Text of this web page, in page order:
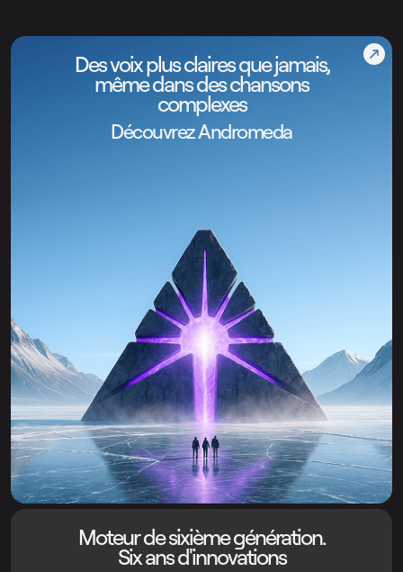
Des voix plus claires que jamais,
même dans des chansons
complexes
Découvrez Andromeda
Moteur de sixième génération.
Six ans d'innovations